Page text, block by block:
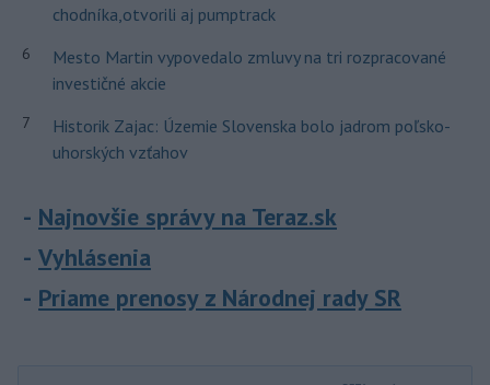
chodníka,otvorili aj pumptrack
6
Mesto Martin vypovedalo zmluvy na tri rozpracované
investičné akcie
7
Historik Zajac: Územie Slovenska bolo jadrom poľsko-
uhorských vzťahov
Najnovšie správy na Teraz.sk
Vyhlásenia
Priame prenosy z Národnej rady SR